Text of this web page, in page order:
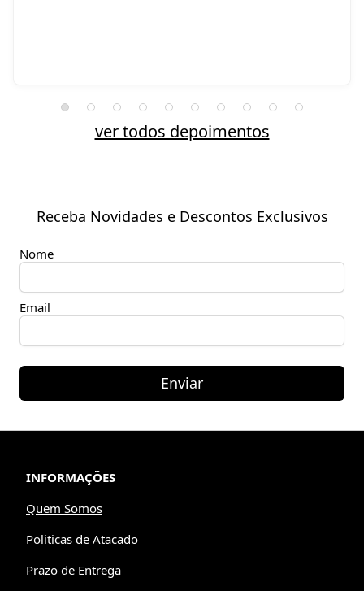
ver todos depoimentos
Receba Novidades e Descontos Exclusivos
Nome
Email
Enviar
INFORMAÇÕES
Quem Somos
Politicas de Atacado
Prazo de Entrega